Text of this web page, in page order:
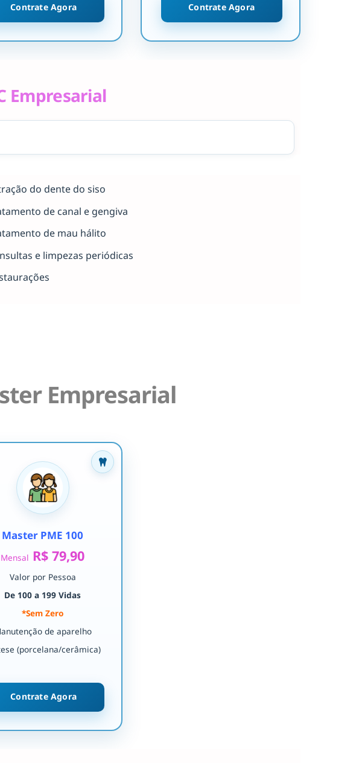
Contrate Agora Contrate Agora
Empresarial
do dente do siso
de canal e gengiva
de mau hálito
e limpezas periódicas
Empresarial
Master PME 100
Mensal R$ 79,90
Valor por Pessoa
De 100 a 199 Vidas
*Sem Zero
de aparelho
(porcelana/cerâmica)
Contrate Agora